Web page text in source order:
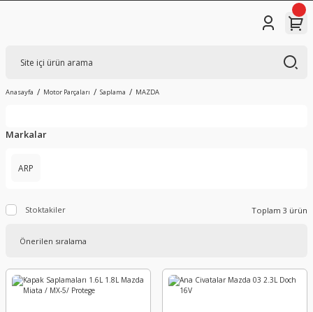
Anasayfa Motor Parçaları Saplama MAZDA
Markalar
ARP
Stoktakiler Toplam 3 ürün